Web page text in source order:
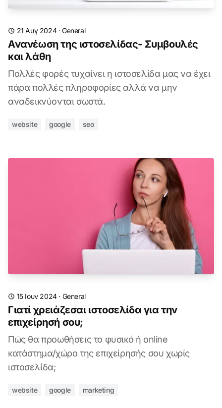
21 Αυγ 2024·General
Ανανέωση της ιστοσελίδας- Συμβουλές
και λάθη
Πολλές φορές τυχαίνει η ιστοσελίδα μας να έχει
πάρα πολλές πληροφορίες αλλά να μην
αναδεικνύονται σωστά.
website google seo
15 Ιουν 2024· General
Γιατί χρειάζεσαι ιστοσελίδα για την
επιχείρησή σου;
Πώς θα προωθήσεις το φυσικό ή online
κατάστημα/χώρο της επιχείρησής σου χωρίς
ιστοσελίδα;
website google marketing